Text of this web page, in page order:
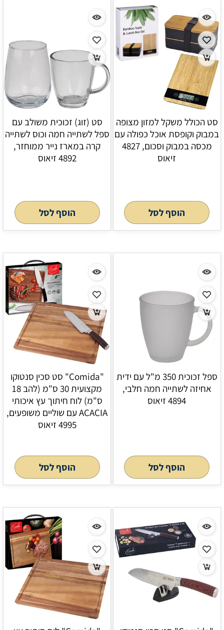
סט הכולל משקל למזון מצופה
במבוק וקופסת אוכל כפולה עם
מכסה במבוק וסכום, 4827
זיאוס
הוסף לסל
סט (זוג) זכוכית משולב עם
ספל לשתייה חמה וכוס לשתייה
קרה במארז נייר ממוחזר,
4892 זיאוס
הוסף לסל
ספל זכוכית 350 מ"ל עם ידית
אחיזה לשתייה חמה חלבי,
4894 זיאוס
הוסף לסל
"Comida" סט סכין סנטוקו
מקצועית 30 ס"מ (להב 18
ס"מ) לוח חיתוך עץ איכותי
ACACIA עם שוליים משופעים,
4995 זיאוס
הוסף לסל